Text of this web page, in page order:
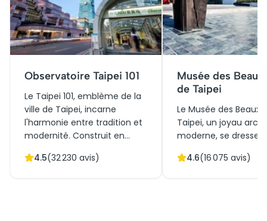
Observatoire Taipei 101
Le Taipei 101, emblème de la
ville de Taipei, incarne
l'harmonie entre tradition et
modernité. Construit en
majestueux fut le plus haut
4.5(32 230 avis)
Musée des
de Taipei
Le Musée des
Taipei, un joyau
moderne, se dresse
ville. Inauguré en
4.6(16 075 avis)